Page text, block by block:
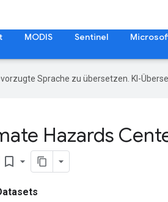
MODIS Sentinel
Sprache zu übersetzen. KI-
Hazards
bookmark_border